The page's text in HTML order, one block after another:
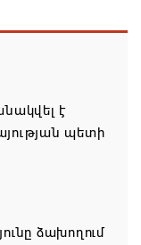
է
պետի
ձախողում